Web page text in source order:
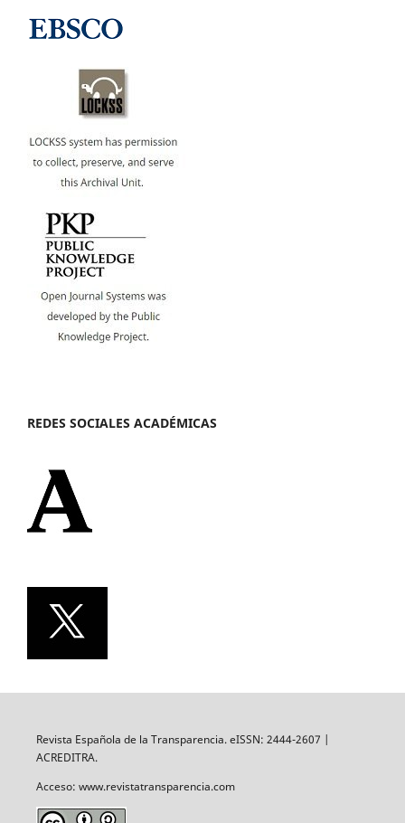
REDES SOCIALES ACADÉMICAS
Revista Española de la Transparencia. eISSN: 2444-2607 |
ACREDITRA.
Acceso: www.revistatransparencia.com